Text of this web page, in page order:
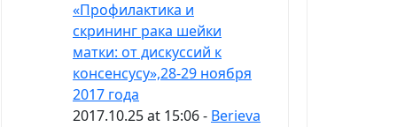
«Профилактика и
скрининг рака шейки
матки: от дискуссий к
консенсусу»,28-29 ноября
2017 года
2017.10.25 at 15:06 - Berieva